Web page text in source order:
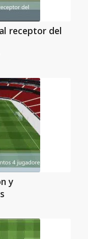
receptor del
y